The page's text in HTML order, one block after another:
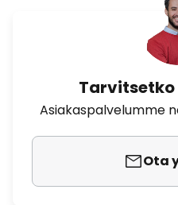
Asiakaspalvelumme
Ota